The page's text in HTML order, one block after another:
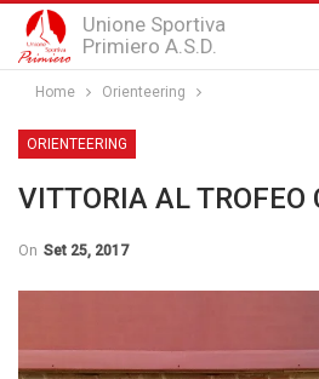
Unione Sportiva
Primiero A.S.D.
Home Orienteering
ORIENTEERING
VITTORIA AL TROFEO
On Set 25, 2017